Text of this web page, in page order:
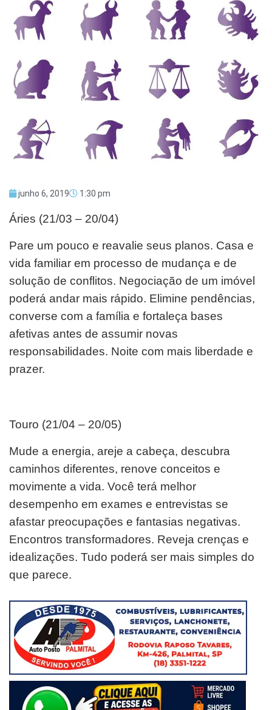
junho 6, 2019 1:30 pm
Áries (21/03 – 20/04)
Pare um pouco e reavalie seus planos. Casa e
vida familiar em processo de mudança e de
solução de conflitos. Negociação de um imóvel
poderá andar mais rápido. Elimine pendências,
converse com a família e fortaleça bases
afetivas antes de assumir novas
responsabilidades. Noite com mais liberdade e
prazer.
Touro (21/04 – 20/05)
Mude a energia, areje a cabeça, descubra
caminhos diferentes, renove conceitos e
movimente a vida. Você terá melhor
desempenho em exames e entrevistas se
afastar preocupações e fantasias negativas.
Encontros transformadores. Reveja crenças e
idealizações. Tudo poderá ser mais simples do
que parece.